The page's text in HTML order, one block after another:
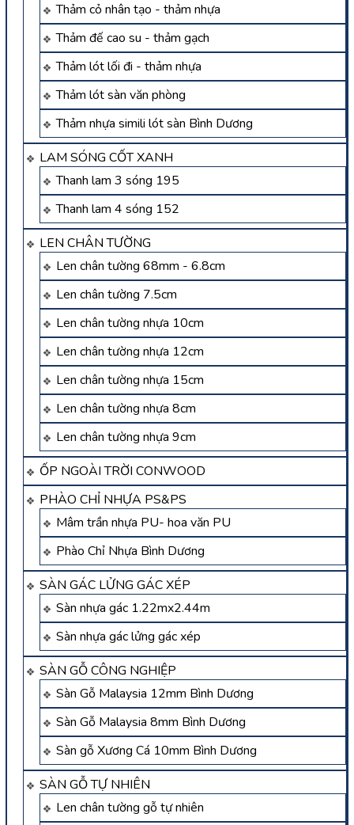
Thảm cỏ nhân tạo - thảm nhựa
Thảm đế cao su - thảm gạch
Thảm lót lối đi - thảm nhựa
Thảm lót sàn văn phòng
Thảm nhựa simili lót sàn Bình Dương
LAM SÓNG CỐT XANH
Thanh lam 3 sóng 195
Thanh lam 4 sóng 152
LEN CHÂN TƯỜNG
Len chân tường 68mm - 6.8cm
Len chân tường 7.5cm
Len chân tường nhựa 10cm
Len chân tường nhựa 12cm
Len chân tường nhựa 15cm
Len chân tường nhựa 8cm
Len chân tường nhựa 9cm
ỐP NGOÀI TRỜI CONWOOD
PHÀO CHỈ NHỰA PS&PS
Mâm trần nhựa PU- hoa văn PU
Phào Chỉ Nhựa Bình Dương
SÀN GÁC LỬNG GÁC XÉP
Sàn nhựa gác 1.22mx2.44m
Sàn nhựa gác lửng gác xép
SÀN GỖ CÔNG NGHIỆP
Sàn Gỗ Malaysia 12mm Bình Dương
Sàn Gỗ Malaysia 8mm Bình Dương
Sàn gỗ Xương Cá 10mm Bình Dương
SÀN GỖ TỰ NHIÊN
Len chân tường gỗ tự nhiên